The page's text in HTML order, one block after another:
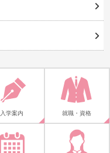
入学案内 就職・資格